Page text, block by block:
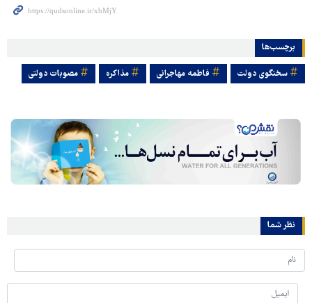
برچسب‌ها
سخنگوی دولت فاطمه مهاجرانی مذاکره مصوبات دولتی
نظر شما